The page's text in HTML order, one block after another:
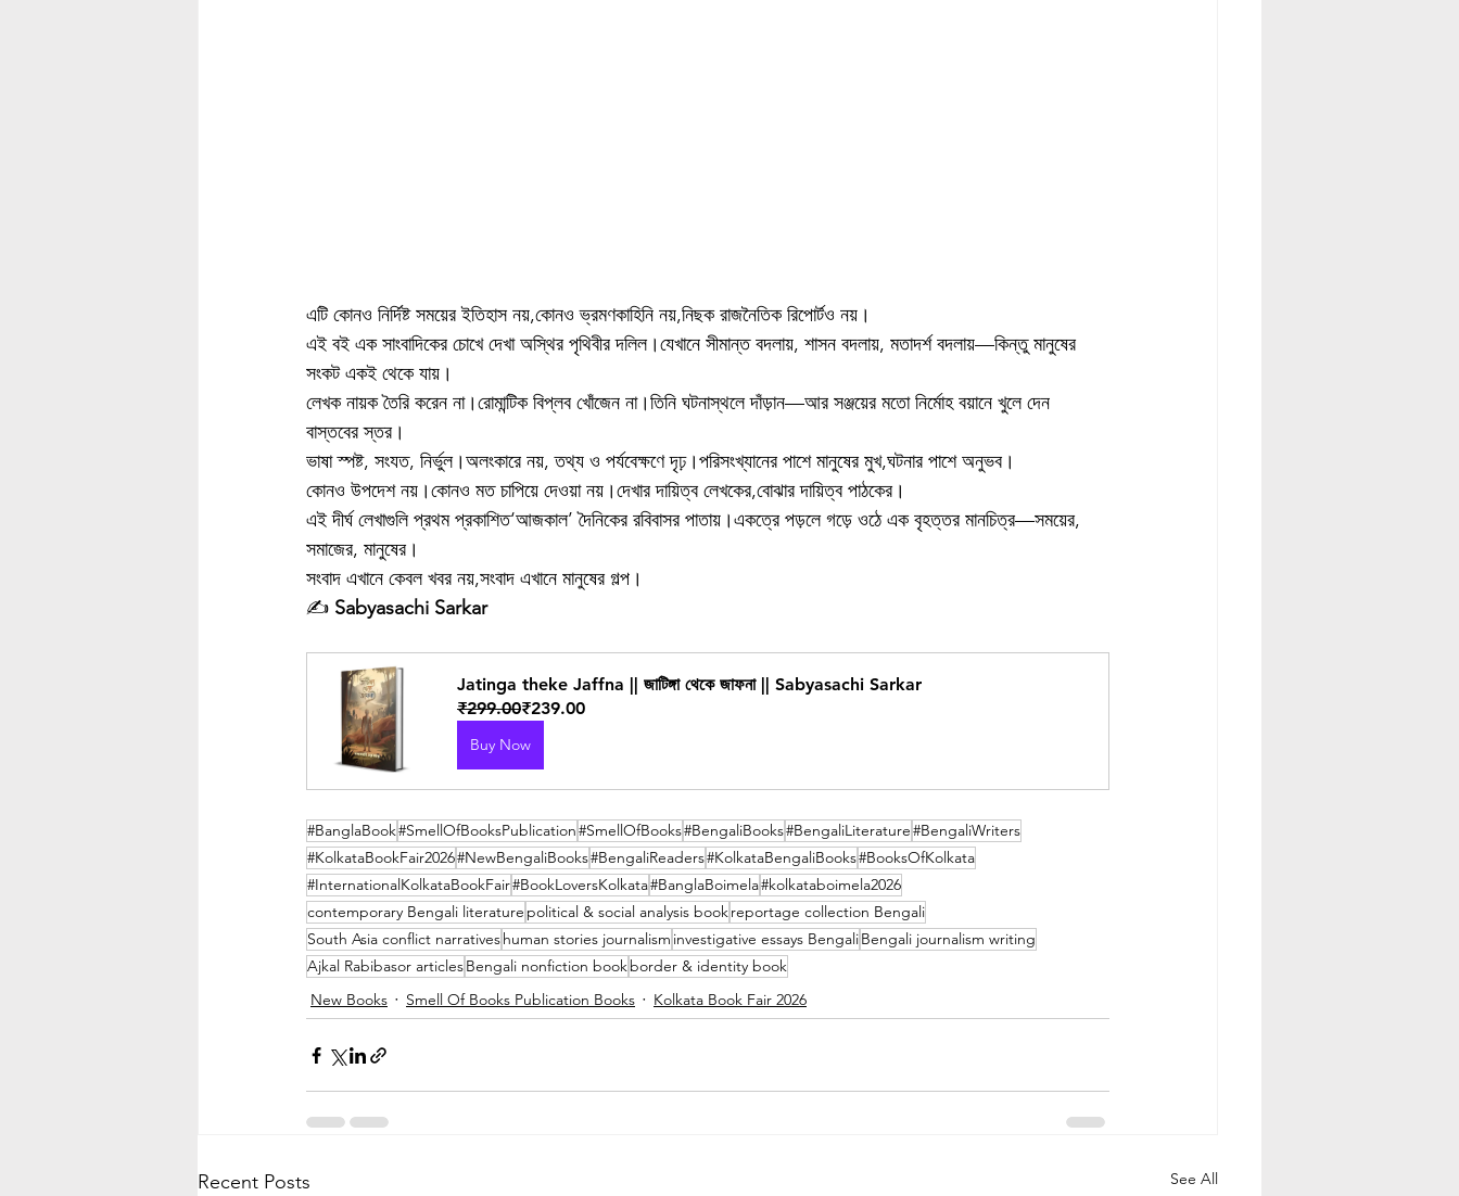
এটি কোনও নির্দিষ্ট সময়ের ইতিহাস নয়,কোনও ভ্রমণকাহিনি নয়,নিছক রাজনৈতিক রিপোর্টও নয়।
এই বই এক সাংবাদিকের চোখে দেখা অস্থির পৃথিবীর দলিল।যেখানে সীমান্ত বদলায়, শাসন বদলায়, মতাদর্শ বদলায়—কিন্তু মানুষের
সংকট একই থেকে যায়।
লেখক নায়ক তৈরি করেন না।রোমান্টিক বিপ্লব খোঁজেন না।তিনি ঘটনাস্থলে দাঁড়ান—আর সঞ্জয়ের মতো নির্মোহ বয়ানে খুলে দেন
বাস্তবের স্তর।
ভাষা স্পষ্ট, সংযত, নির্ভুল।অলংকারে নয়, তথ্য ও পর্যবেক্ষণে দৃঢ়।পরিসংখ্যানের পাশে মানুষের মুখ,ঘটনার পাশে অনুভব।
কোনও উপদেশ নয়।কোনও মত চাপিয়ে দেওয়া নয়।দেখার দায়িত্ব লেখকের,বোঝার দায়িত্ব পাঠকের।
এই দীর্ঘ লেখাগুলি প্রথম প্রকাশিত‘আজকাল’ দৈনিকের রবিবাসর পাতায়।একত্রে পড়লে গড়ে ওঠে এক বৃহত্তর মানচিত্র—সময়ের,
সমাজের, মানুষের।
সংবাদ এখানে কেবল খবর নয়,সংবাদ এখানে মানুষের গল্প।
✍️ Sabyasachi Sarkar
Jatinga theke Jaffna || জাটিঙ্গা থেকে জাফনা || Sabyasachi Sarkar
₹299.00₹239.00
Buy Now
#BanglaBook#SmellOfBooksPublication#SmellOfBooks#BengaliBooks#BengaliLiterature#BengaliWriters
#KolkataBookFair2026#NewBengaliBooks#BengaliReaders#KolkataBengaliBooks#BooksOfKolkata
#InternationalKolkataBookFair#BookLoversKolkata#BanglaBoimela#kolkataboimela2026
contemporary Bengali literature political & social analysis bookreportage collection Bengali
South Asia conflict narrativeshuman stories journalism investigative essays BengaliBengali journalism writing
Ajkal Rabibasor articlesBengali nonfiction bookborder & identity book
New Books
Smell Of Books Publication Books Kolkata Book Fair 2026
Recent Posts See All